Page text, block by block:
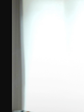
диагностика